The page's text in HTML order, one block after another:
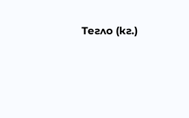
Тегло (кг.)